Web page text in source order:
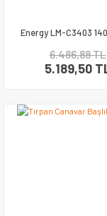
Energy LM-C3403
6.486,88 TL
5.189,50